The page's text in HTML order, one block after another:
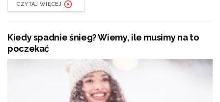
CZYTAJ WIĘCEJ
Kiedy spadnie śnieg? Wiemy, ile musimy na to
poczekać